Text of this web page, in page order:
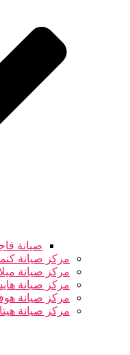
صيانة
مركز صيانة
مركز صيانة
مركز صيانة
مركز صيانة
مركز صيانة